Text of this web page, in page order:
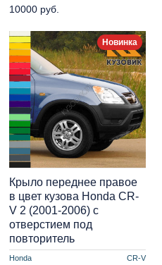
10000 руб.
Новинка
Honda CR-V
Крыло переднее правое
в цвет кузова Honda CR-
V 2 (2001-2006) с
отверстием под
повторитель